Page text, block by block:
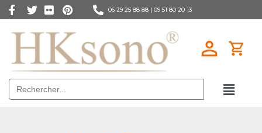
06 29 25 88 88 | 09 51 80 20 13
Search
for: